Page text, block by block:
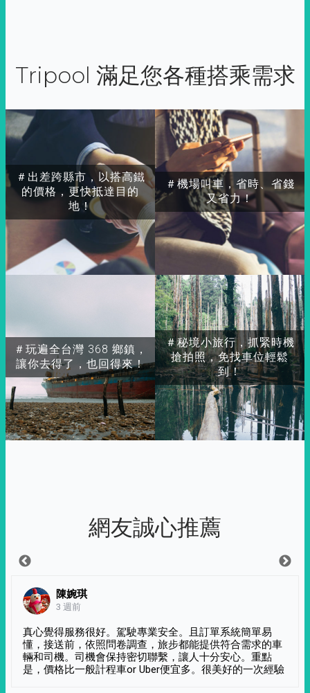
Tripool 滿足您各種搭乘需求
＃出差跨縣市，以搭高鐵
的價格，更快抵達目的
地！
＃玩遍全台灣 368 鄉鎮，
讓你去得了，也回得來！
＃秘境小旅行，抓緊時機
搶拍照，免找車位輕鬆
到！
＃機場叫車，省時、省錢
又省力！
網友誠心推薦
陳婉琪
3 週前
真心覺得服務很好。駕駛專業安全。且訂單系統簡單易
懂，接送前，依照問卷調查，旅步都能提供符合需求的車
輛和司機。司機會保持密切聯繫，讓人十分安心。重點
是，價格比一般計程車or Uber便宜多。很美好的一次經驗